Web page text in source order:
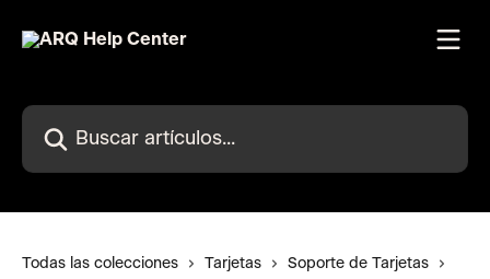
Buscar artículos...
Todas las colecciones Tarjetas
Soporte de Tarjetas